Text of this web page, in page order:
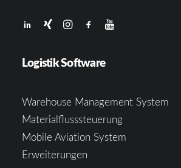
Logistik Software
Warehouse Management System
Materialflusssteuerung
Mobile Aviation System
Erweiterungen